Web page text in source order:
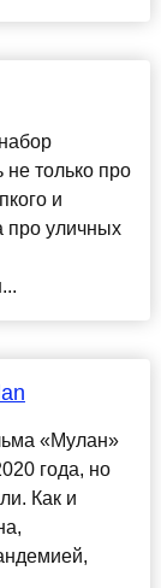
только про
и
про уличных
«Мулан»
года, но
Как и